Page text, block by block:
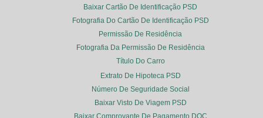
Baixar Cartão De Identificação PSD
Fotografia Do Cartão De Identificação PSD
Permissão De Residência
Fotografia Da Permissão De Residência
Título Do Carro
Extrato De Hipoteca PSD
Número De Seguridade Social
Baixar Visto De Viagem PSD